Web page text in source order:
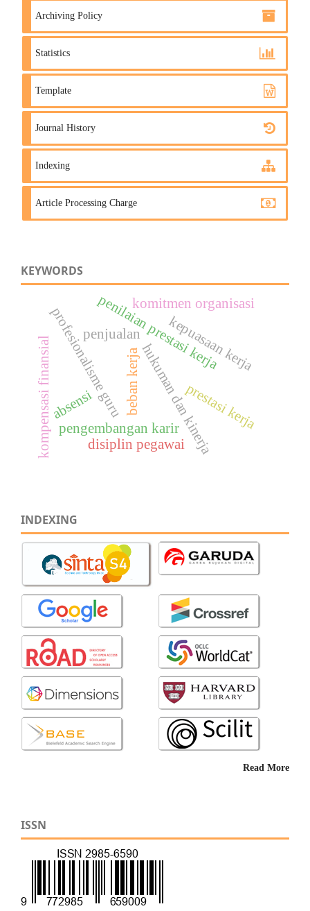
Archiving Policy
Statistics
Template
Journal History
Indexing
Article Processing Charge
KEYWORDS
beban kerjahukuman dan kinerja
penilaian prestasi kerja
komitmen organisasi
kepuasaan kerja
pengembangan karir prestasi kerja
penjualan
profesionalisme guru
kompensasi finansialabsensi
disiplin pegawai
INDEXING
Read More
ISSN